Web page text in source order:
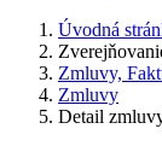
Úvodná
Zmluvy,
Zmluvy
Detail